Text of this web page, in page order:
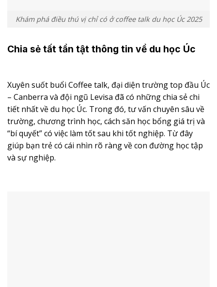
Khám phá điều thú vị chỉ có ở coffee talk du học Úc 2025
Chia sẻ tất tần tật thông tin về du học Úc
Xuyên suốt buổi Coffee talk, đại diện trường top đầu Úc
– Canberra và đội ngũ Levisa đã có những chia sẻ chi
tiết nhất về du học Úc. Trong đó, tư vấn chuyên sâu về
trường, chương trình học, cách săn học bổng giá trị và
“bí quyết” có việc làm tốt sau khi tốt nghiệp. Từ đây
giúp bạn trẻ có cái nhìn rõ ràng về con đường học tập
và sự nghiệp.